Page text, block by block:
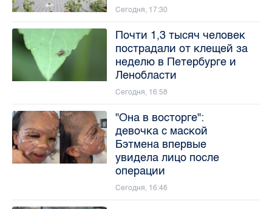
Сегодня, 17:30
Почти 1,3 тысяч человек
пострадали от клещей за
неделю в Петербурге и
Ленобласти
Сегодня, 16:58
"Она в восторге":
девочка с маской
Бэтмена впервые
увидела лицо после
операции
Сегодня, 16:46